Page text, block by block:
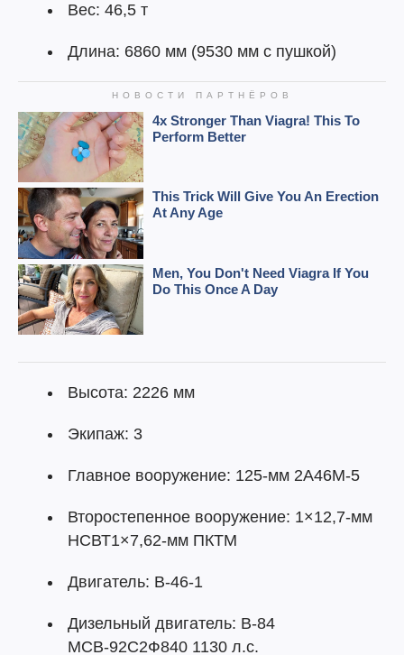
Вес: 46,5 т
Длина: 6860 мм (9530 мм с пушкой)
Высота: 2226 мм
Экипаж: 3
Главное вооружение: 125-мм 2А46М-5
Второстепенное вооружение: 1×12,7-мм
НСВТ1×7,62-мм ПКТМ
Двигатель: В-46-1
Дизельный двигатель: В-84
МСВ-92С2Ф840 1130 л.с.